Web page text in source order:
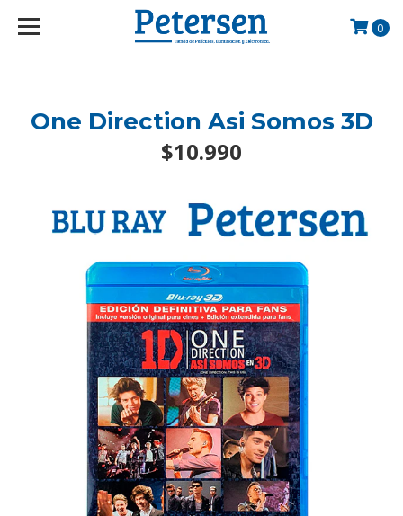
googlef2d1455d5020445a.html
0
One Direction Asi Somos 3D
$10.990